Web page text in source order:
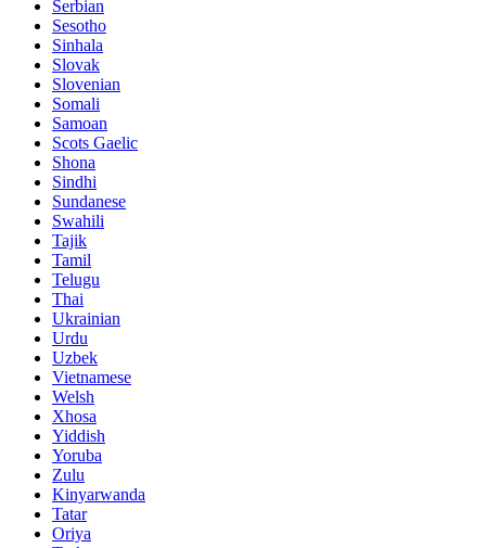
Serbian
Sesotho
Sinhala
Slovak
Slovenian
Somali
Samoan
Scots Gaelic
Shona
Sindhi
Sundanese
Swahili
Tajik
Tamil
Telugu
Thai
Ukrainian
Urdu
Uzbek
Vietnamese
Welsh
Xhosa
Yiddish
Yoruba
Zulu
Kinyarwanda
Tatar
Oriya